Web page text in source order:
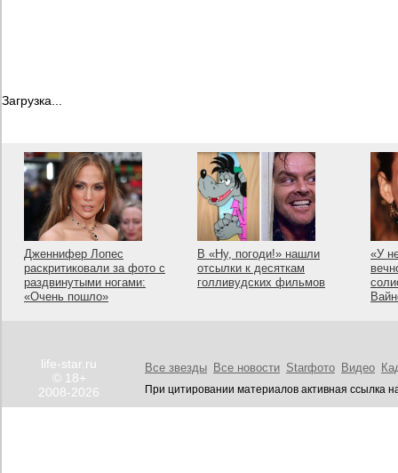
Загрузка...
Дженнифер Лопес
раскритиковали за фото с
раздвинутыми ногами:
«Очень пошло»
В «Ну, погоди!» нашли
отсылки к десяткам
голливудских фильмов
«У
life-star.ru
© 18+
2008-2026
Все звезды Все новости Starфото Видео
При цитировании материалов активная ссылка